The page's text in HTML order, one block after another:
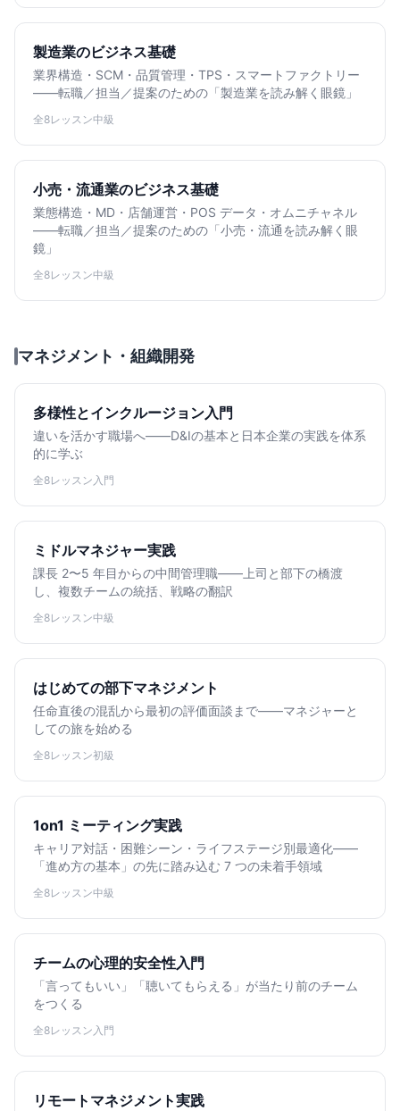
製造業のビジネス基礎
業界構造・SCM・品質管理・TPS・スマートファクトリー
——転職／担当／提案のための「製造業を読み解く眼鏡」
全8レッスン中級
小売・流通業のビジネス基礎
業態構造・MD・店舗運営・POS データ・オムニチャネル
——転職／担当／提案のための「小売・流通を読み解く眼
鏡」
全8レッスン中級
マネジメント・組織開発
多様性とインクルージョン入門
違いを活かす職場へ——D&Iの基本と日本企業の実践を体系
的に学ぶ
全8レッスン 入門
ミドルマネジャー実践
課長 2〜5 年目からの中間管理職——上司と部下の橋渡
し、複数チームの統括、戦略の翻訳
全8レッスン中級
はじめての部下マネジメント
任命直後の混乱から最初の評価面談まで——マネジャーと
しての旅を始める
全8レッスン初級
1on1 ミーティング実践
キャリア対話・困難シーン・ライフステージ別最適化——
「進め方の基本」の先に踏み込む 7 つの未着手領域
全8レッスン中級
チームの心理的安全性入門
「言ってもいい」「聴いてもらえる」が当たり前のチーム
をつくる
全8レッスン 入門
リモートマネジメント実践